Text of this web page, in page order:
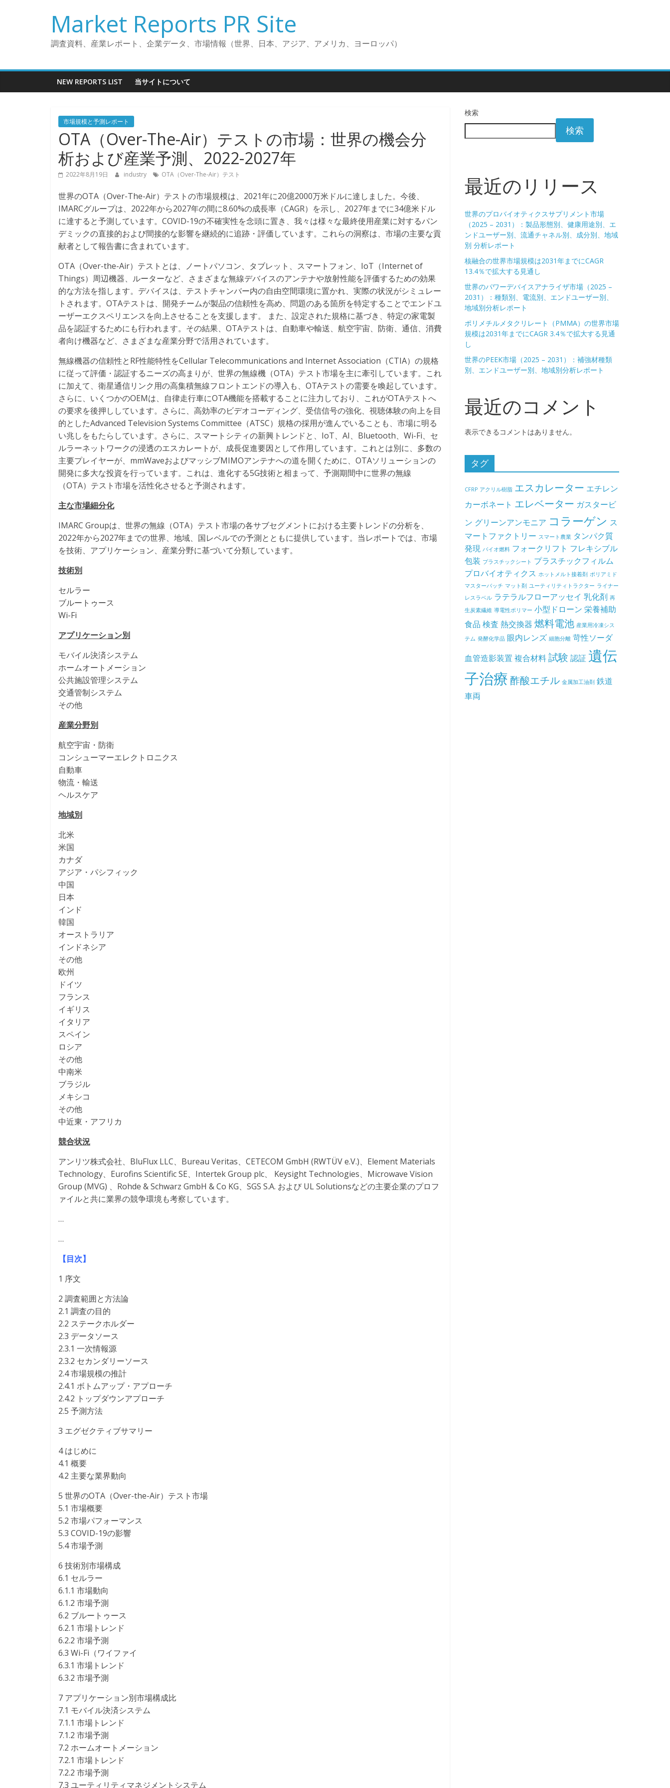
へ
キ
Market Reports PR Site
調査資料、産業レポート、企業データ、市場情報（世界、日本、アジア、アメリカ、ヨーロッパ）
NEW REPORTS LIST 当サイトについて
市場規模と予測レポート
OTA（Over-The-Air）テストの市場：世界の機会分
析および産業予測、2022-2027年
2022年8月19日 industry OTA（Over-The-Air）テスト
世界のOTA（Over-The-Air）テストの市場規模は、2021年に20億2000万米ドルに達しました。今後、
IMARCグループは、2022年から2027年の間に8.60%の成長率（CAGR）を示し、2027年までに34億米ドル
に達すると予測しています。COVID-19の不確実性を念頭に置き、我々は様々な最終使用産業に対するパン
デミックの直接的および間接的な影響を継続的に追跡・評価しています。これらの洞察は、市場の主要な貢
献者として報告書に含まれています。
OTA（Over-the-Air）テストとは、ノートパソコン、タブレット、スマートフォン、IoT（Internet of
Things）周辺機器、ルーターなど、さまざまな無線デバイスのアンテナや放射性能を評価するための効果
的な方法を指します。デバイスは、テストチャンバー内の自由空間環境に置かれ、実際の状況がシミュレー
トされます。OTAテストは、開発チームが製品の信頼性を高め、問題のある箇所を特定することでエンドユ
ーザーエクスペリエンスを向上させることを支援します。 また、設定された規格に基づき、特定の家電製
品を認証するためにも行われます。その結果、OTAテストは、自動車や輸送、航空宇宙、防衛、通信、消費
者向け機器など、さまざまな産業分野で活用されています。
無線機器の信頼性とRF性能特性をCellular Telecommunications and Internet Association（CTIA）の規格
に従って評価・認証するニーズの高まりが、世界の無線機（OTA）テスト市場を主に牽引しています。これ
に加えて、衛星通信リンク用の高集積無線フロントエンドの導入も、OTAテストの需要を喚起しています。
さらに、いくつかのOEMは、自律走行車にOTA機能を搭載することに注力しており、これがOTAテストへ
の要求を後押ししています。さらに、高効率のビデオコーディング、受信信号の強化、視聴体験の向上を目
的としたAdvanced Television Systems Committee（ATSC）規格の採用が進んでいることも、市場に明る
い兆しをもたらしています。さらに、スマートシティの新興トレンドと、IoT、AI、Bluetooth、Wi-Fi、セ
ルラーネットワークの浸透のエスカレートが、成長促進要因として作用しています。これとは別に、多数の
主要プレイヤーが、mmWaveおよびマッシブMIMOアンテナへの道を開くために、OTAソリューションの
開発に多大な投資を行っています。これは、進化する5G技術と相まって、予測期間中に世界の無線
（OTA）テスト市場を活性化させると予測されます。
主な市場細分化
IMARC Groupは、世界の無線（OTA）テスト市場の各サブセグメントにおける主要トレンドの分析を、
2022年から2027年までの世界、地域、国レベルでの予測とともに提供しています。当レポートでは、市場
を技術、アプリケーション、産業分野に基づいて分類しています。
技術別
セルラー
ブルートゥース
Wi-Fi
アプリケーション別
モバイル決済システム
ホームオートメーション
公共施設管理システム
交通管制システム
その他
産業分野別
航空宇宙・防衛
コンシューマーエレクトロニクス
自動車
物流・輸送
ヘルスケア
地域別
北米
米国
カナダ
アジア・パシフィック
中国
日本
インド
韓国
オーストラリア
インドネシア
その他
欧州
ドイツ
フランス
イギリス
イタリア
スペイン
ロシア
その他
中南米
ブラジル
メキシコ
その他
中近東・アフリカ
競合状況
アンリツ株式会社、BluFlux LLC、Bureau Veritas、CETECOM GmbH (RWTÜV e.V.)、Element Materials
Technology、Eurofins Scientific SE、Intertek Group plc、 Keysight Technologies、Microwave Vision
Group (MVG) 、Rohde & Schwarz GmbH & Co KG、SGS S.A. および UL Solutionsなどの主要企業のプロフ
ァイルと共に業界の競争環境も考察しています。
…
…
【目次】
1 序文
2 調査範囲と方法論
2.1 調査の目的
2.2 ステークホルダー
2.3 データソース
2.3.1 一次情報源
2.3.2 セカンダリーソース
2.4 市場規模の推計
2.4.1 ボトムアップ・アプローチ
2.4.2 トップダウンアプローチ
2.5 予測方法
3 エグゼクティブサマリー
4 はじめに
4.1 概要
4.2 主要な業界動向
5 世界のOTA（Over-the-Air）テスト市場
5.1 市場概要
5.2 市場パフォーマンス
5.3 COVID-19の影響
5.4 市場予測
6 技術別市場構成
6.1 セルラー
6.1.1 市場動向
6.1.2 市場予測
6.2 ブルートゥース
6.2.1 市場トレンド
6.2.2 市場予測
6.3 Wi-Fi（ワイファイ
6.3.1 市場トレンド
6.3.2 市場予測
7 アプリケーション別市場構成比
7.1 モバイル決済システム
7.1.1 市場トレンド
7.1.2 市場予測
7.2 ホームオートメーション
7.2.1 市場トレンド
7.2.2 市場予測
7.3 ユーティリティマネジメントシステム
検索
検索
最近のリリース
世界のプロバイオティクスサプリメント市場
（2025 – 2031）：製品形態別、健康用途別、エ
ンドユーザー別、流通チャネル別、成分別、地域
別 分析レポート
核融合の世界市場規模は2031年までにCAGR
13.4％で拡大する見通し
世界のパワーデバイスアナライザ市場（2025 –
2031）：種類別、電流別、エンドユーザー別、
地域別分析レポート
ポリメチルメタクリレート（PMMA）の世界市場
規模は2031年までにCAGR 3.4％で拡大する見通
し
世界のPEEK市場（2025 – 2031）：補強材種類
別、エンドユーザー別、地域別分析レポート
最近のコメント
表示できるコメントはありません。
タグ
CFRP アクリル樹脂 エスカレーター エチレン
カーボネート エレベーター ガスタービ
ン グリーンアンモニア コラーゲン ス
マートファクトリー スマート農業 タンパク質
発現 バイオ燃料 フォークリフト フレキシブル
包装 プラスチックシート プラスチックフィルム
プロバイオティクス ホットメルト接着剤 ポリアミド
マスターバッチ マット剤 ユーティリティトラクター ライナー
レスラベル ラテラルフローアッセイ 乳化剤 再
生炭素繊維 導電性ポリマー 小型ドローン 栄養補助
食品 検査 熱交換器 燃料電池 産業用冷凍シス
テム 発酵化学品 眼内レンズ 細胞分離 苛性ソーダ
血管造影装置 複合材料試験 認証 遺伝
子治療 酢酸エチル 金属加工油剤 鉄道
車両